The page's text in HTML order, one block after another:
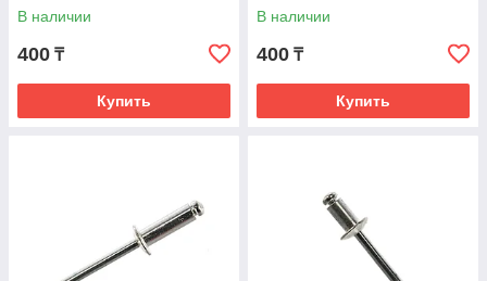
В наличии
400 ₸
Купить
В наличии
400 ₸
Купить